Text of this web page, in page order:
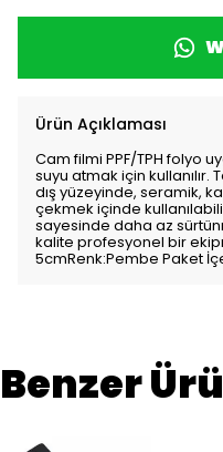
Ürün Açıklaması
Cam filmi PPF/TPH folyo
suyu atmak için
dış yüzeyinde, seramik,
çekmek içinde
sayesinde daha az
kalite profesyonel bir
5cmRenk:Pembe Paket
Benzer